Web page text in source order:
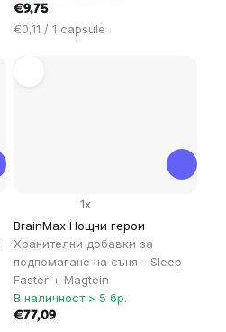
€9,75
Цена
€0,11 / 1 capsule
BrainMax Нощни герои
Хранителни добавки за
подпомагане на съня - Sleep
Faster + Magtein
1x
В наличност > 5 бр.
€77,09